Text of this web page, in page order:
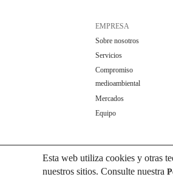
EMPRESA
Sobre nosotros
Servicios
Compromiso
medioambiental
Mercados
Equipo
Esta web utiliza cookies y otras
nuestros sitios. Consulte nuestra